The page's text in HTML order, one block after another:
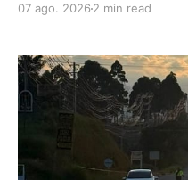
municipales frente al
07 ago. 2026 2 min read